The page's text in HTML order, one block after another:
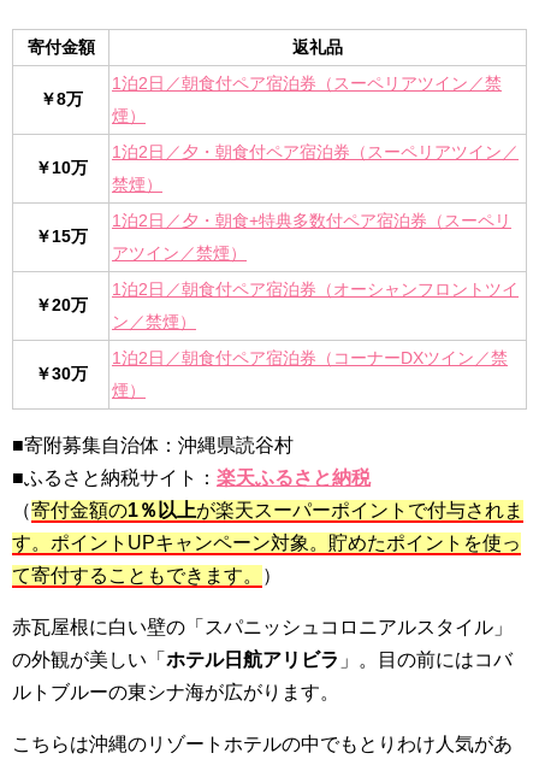
寄付金額 返礼品
￥8万
1泊2日／朝食付ペア宿泊券（スーペリアツイン／禁
煙）
￥10万
1泊2日／夕・朝食付ペア宿泊券（スーペリアツイン／
禁煙）
￥15万
1泊2日／夕・朝食+特典多数付ペア宿泊券（スーペリ
アツイン／禁煙）
￥20万
1泊2日／朝食付ペア宿泊券（オーシャンフロントツイ
ン／禁煙）
￥30万
1泊2日／朝食付ペア宿泊券（コーナーDXツイン／禁
煙）
■寄附募集自治体：沖縄県読谷村
■ふるさと納税サイト： 楽天ふるさと納税
（寄付金額の1％以上が楽天スーパーポイントで付与されま
す。ポイントUPキャンペーン対象。貯めたポイントを使っ
て寄付することもできます。
）
赤瓦屋根に白い壁の「スパニッシュコロニアルスタイル」
の外観が美しい「 ホテル日航アリビラ 」。目の前にはコバ
ルトブルーの東シナ海が広がります。
こちらは沖縄のリゾートホテルの中でもとりわけ人気があ